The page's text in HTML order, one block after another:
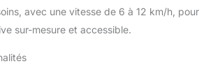
avec une vitesse de 6 à 12 km/h, pour
sur-mesure et accessible.